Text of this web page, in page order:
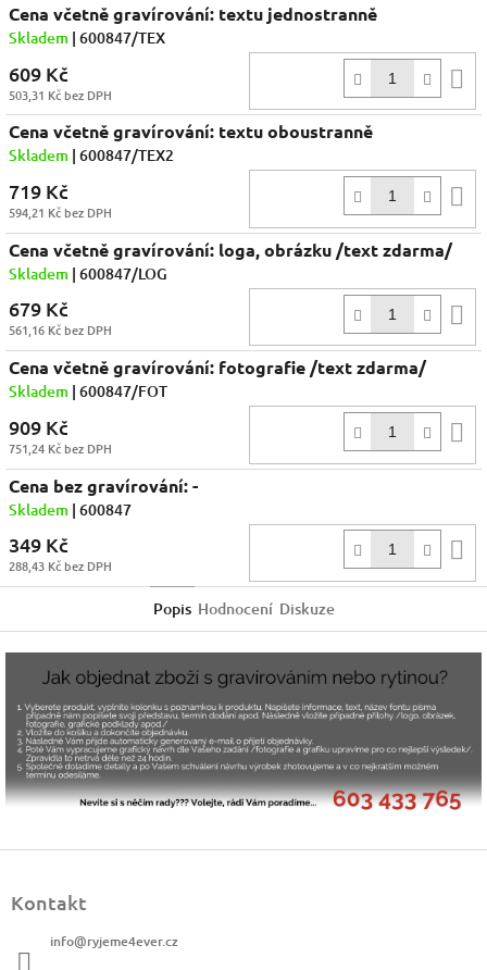
Cena včetně gravírování: textu jednostranně
Skladem | 600847/TEX
609 Kč
503,31 Kč bez DPH
Cena včetně gravírování: textu oboustranně
Skladem | 600847/TEX2
719 Kč
594,21 Kč bez DPH
Cena včetně gravírování: loga, obrázku /text zdarma/
Skladem | 600847/LOG
679 Kč
561,16 Kč bez DPH
Cena včetně gravírování: fotografie /text zdarma/
Skladem | 600847/FOT
909 Kč
751,24 Kč bez DPH
Cena bez gravírování: -
Skladem | 600847
349 Kč
288,43 Kč bez DPH
Popis Hodnocení Diskuze
Kontakt
info@ryjeme4ever.cz